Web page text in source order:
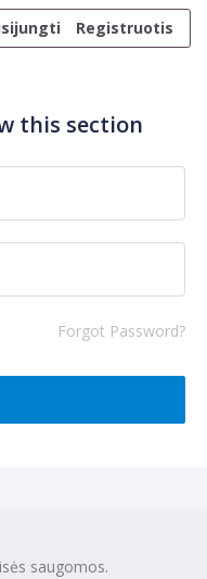
Registruotis
this section
Forgot Password?
saugomos.